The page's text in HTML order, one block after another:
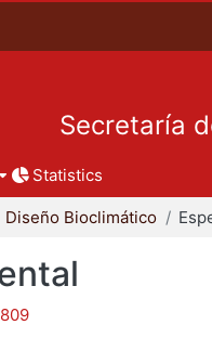
Secretaría
Statistics
Diseño Bioclimático